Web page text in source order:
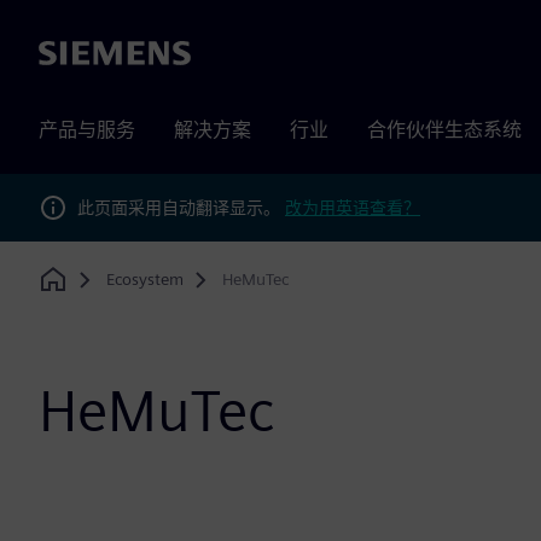
Siemens
产品与服务 解决方案 行业 合作伙伴生态系统
此页面采用自动翻译显示。 改为用英语查看？
Home
Ecosystem HeMuTec
HeMuTec